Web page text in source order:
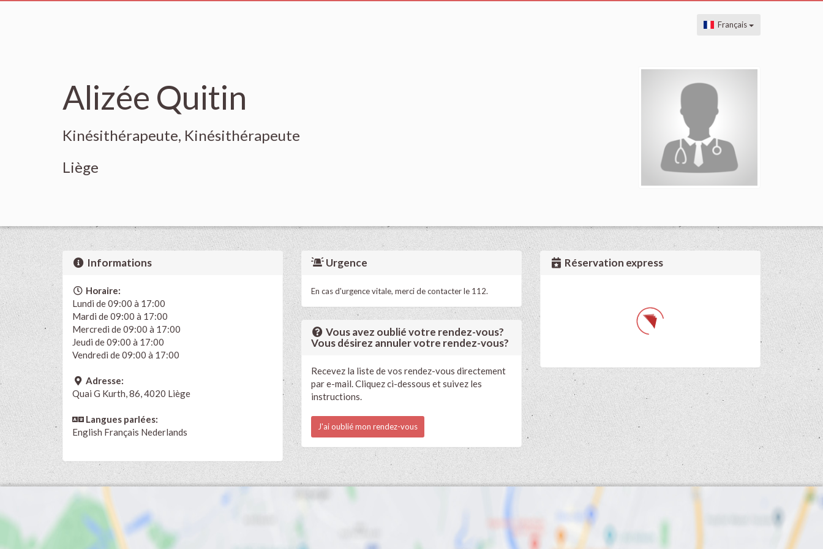
Français
Alizée Quitin
Kinésithérapeute, Kinésithérapeute
Liège
Informations
Horaire:
Lundi de 09:00 à 17:00
Mardi de 09:00 à 17:00
Mercredi de 09:00 à 17:00
Jeudi de 09:00 à 17:00
Vendredi de 09:00 à 17:00
Adresse:
Quai G Kurth, 86, 4020 Liège
Langues parlées:
English Français Nederlands
Urgence
En cas d'urgence vitale, merci de contacter le 112.
Vous avez oublié votre rendez-vous?
Vous désirez annuler votre rendez-vous?
Recevez la liste de vos rendez-vous directement
par e-mail. Cliquez ci-dessous et suivez les
instructions.
J'ai oublié mon rendez-vous
Réservation express